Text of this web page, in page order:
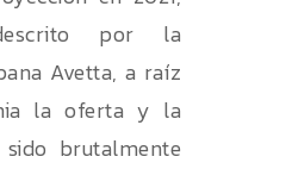
por la
Avetta, a raíz
la oferta y la
brutalmente